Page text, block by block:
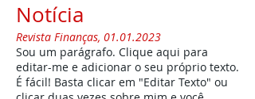
Notícia
Revista ​Finanças, 01.01.2023
Sou um parágrafo. Clique aqui para
editar-me e adicionar o seu próprio texto.
É fácil! Basta clicar em "Editar Texto" ou